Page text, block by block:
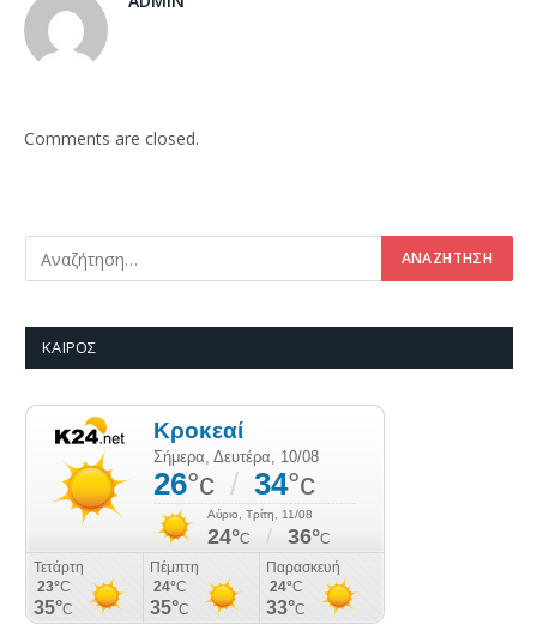
Comments are closed.
ΚΑΙΡΌΣ